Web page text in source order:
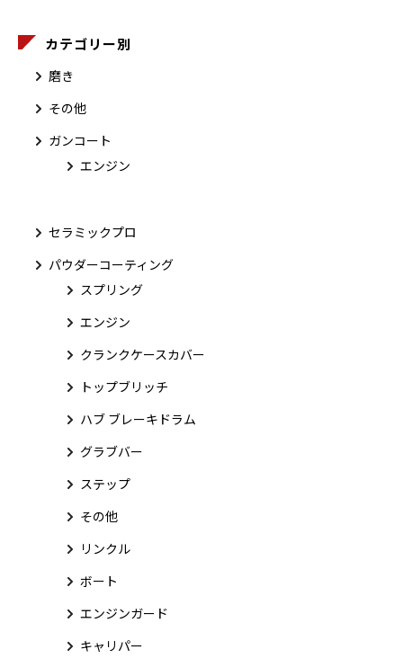
カテゴリー別
磨き
その他
ガンコート
エンジン
セラミックプロ
パウダーコーティング
スプリング
エンジン
クランクケースカバー
トップブリッチ
ハブ ブレーキドラム
グラブバー
ステップ
その他
リンクル
ボート
エンジンガード
キャリパー